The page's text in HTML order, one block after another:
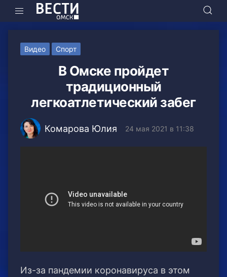
Видео Спорт
В Омске пройдет
традиционный
легкоатлетический забег
Комарова Юлия 24 мая 2021 в 11:38
Из-за пандемии коронавируса в этом